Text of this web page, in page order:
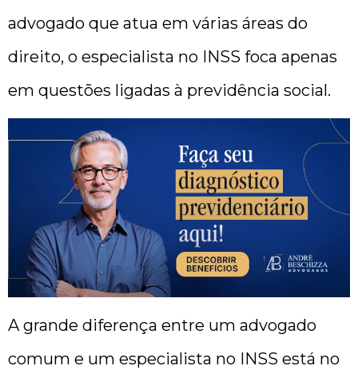
advogado que atua em várias áreas do
direito, o especialista no INSS foca apenas
em questões ligadas à previdência social.
A grande diferença entre um advogado
comum e um especialista no INSS está no